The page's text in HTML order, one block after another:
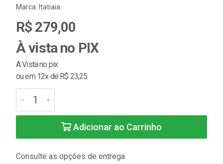
Marca: Itatiaia
R$ 279,00
À vista no PIX
A Vista no pix
ou em 12x de R$ 23,25
Adicionar ao Carrinho
Consulte as opções de entrega